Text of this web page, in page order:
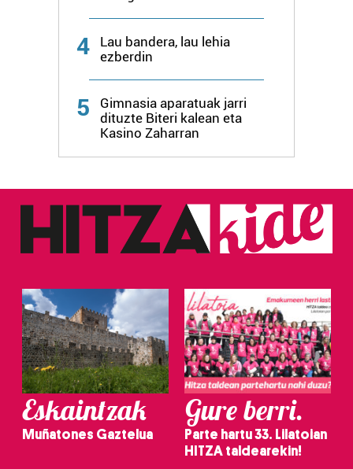
4
Lau bandera, lau lehia
ezberdin
5
Gimnasia aparatuak jarri
dituzte Biteri kalean eta
Kasino Zaharran
Eskaintzak
Muñatones Gaztelua
Gure berri.
Parte hartu 33. Lilatoian
HITZA taldearekin!